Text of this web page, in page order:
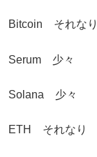
Bitcoin それなり
Serum 少々
Solana 少々
ETH それなり